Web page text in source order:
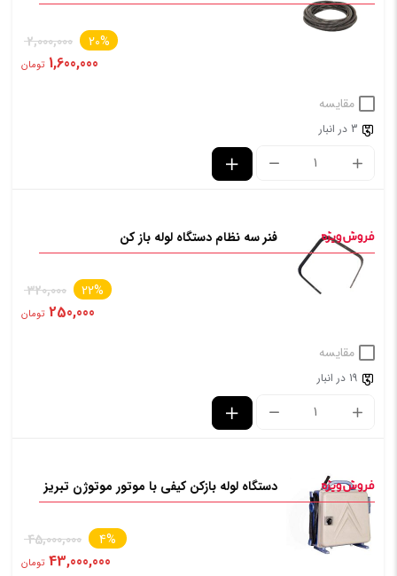
20%
2,000,000
1,600,000 تومان
مقایسه
3 در انبار
فنر سه نظام دستگاه لوله باز کن
22%
320,000
250,000 تومان
مقایسه
19 در انبار
دستگاه لوله بازکن کیفی با موتور موتوژن تبریز
4%
45,000,000
43,000,000 تومان